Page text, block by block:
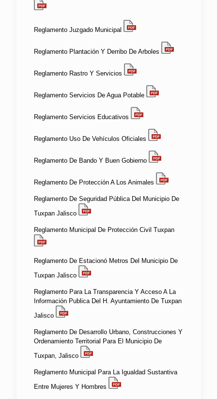
Reglamento Juzgado Municipal
Reglamento Plantación Y Derribo De Arboles
Reglamento Rastro Y Servicios
Reglamento Servicios De Agua Potable
Reglamento Servicios Educativos
Reglamento Uso De Vehículos Oficiales
Reglamento De Bando Y Buen Gobierno
Reglamento De Protección A Los Animales
Reglamento De Seguridad Pública Del Municipio De
Tuxpan Jalisco
Reglamento Municipal De Protección Civil Tuxpan
Reglamento De Estacionó Metros Del Municipio De
Tuxpan Jalisco
Reglamento Para La Transparencia Y Acceso A La
Información Publica Del H. Ayuntamiento De Tuxpan
Jalisco
Reglamento De Desarrollo Urbano, Construcciones Y
Ordenamiento Territorial Para El Municipio De
Tuxpan, Jalisco
Reglamento Municipal Para La Igualdad Sustantiva
Entre Mujeres Y Hombres